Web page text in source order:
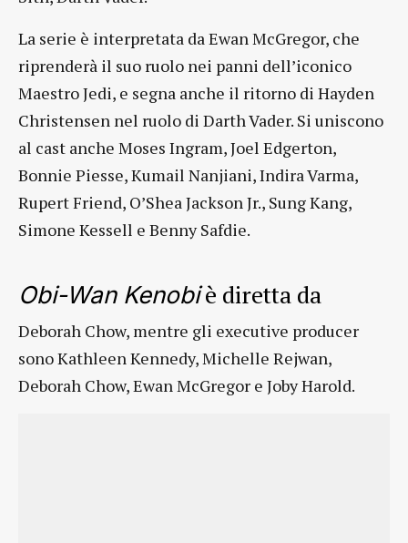
La serie è interpretata da Ewan McGregor, che
riprenderà il suo ruolo nei panni dell’iconico
Maestro Jedi, e segna anche il ritorno di Hayden
Christensen nel ruolo di Darth Vader. Si uniscono
al cast anche Moses Ingram, Joel Edgerton,
Bonnie Piesse, Kumail Nanjiani, Indira Varma,
Rupert Friend, O’Shea Jackson Jr., Sung Kang,
Simone Kessell e Benny Safdie.
Obi-Wan Kenobiè diretta da
Deborah Chow, mentre gli executive producer
sono Kathleen Kennedy, Michelle Rejwan,
Deborah Chow, Ewan McGregor e Joby Harold.